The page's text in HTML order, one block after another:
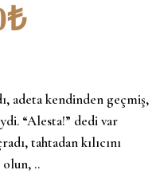
₺
adeta kendinden geçmiş,
“Alesta!” dedi var
tahtadan kılıcını
olun, ..